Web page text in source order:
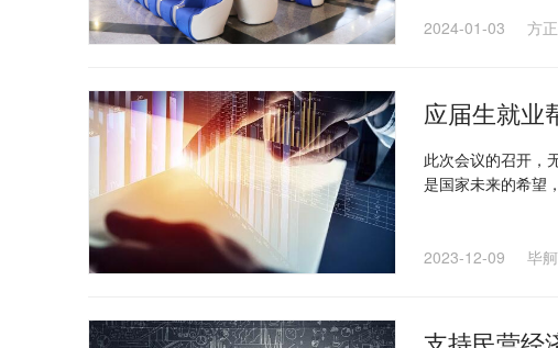
2024-01-03 方
应届生就业
此次会议的召开，
是国家未来的希望
2023-12-09 毕舸